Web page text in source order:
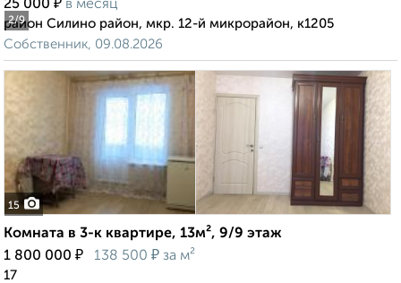
2/9
25 000 ₽ в месяц
район Силино район, мкр. 12-й микрорайон, к1205
Собственник, 09.08.2026
15
Комната в 3-к квартире, 13м², 9/9 этаж
1 800 000 ₽ 138 500 ₽ за м²
17